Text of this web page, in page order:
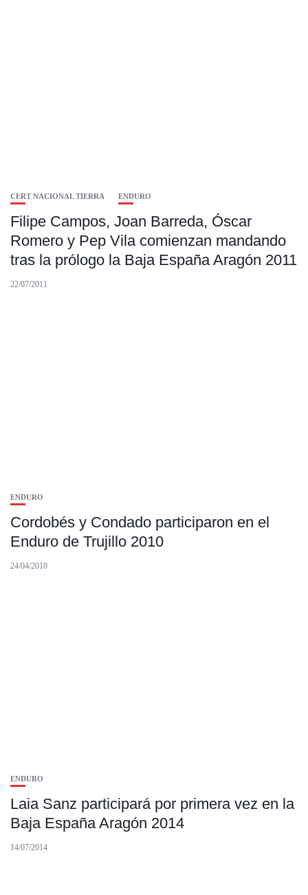
CERT NACIONAL TIERRA ENDURO
Filipe Campos, Joan Barreda, Óscar
Romero y Pep Vila comienzan mandando
tras la prólogo la Baja España Aragón 2011
22/07/2011
ENDURO
Cordobés y Condado participaron en el
Enduro de Trujillo 2010
24/04/2010
ENDURO
Laia Sanz participará por primera vez en la
Baja España Aragón 2014
14/07/2014